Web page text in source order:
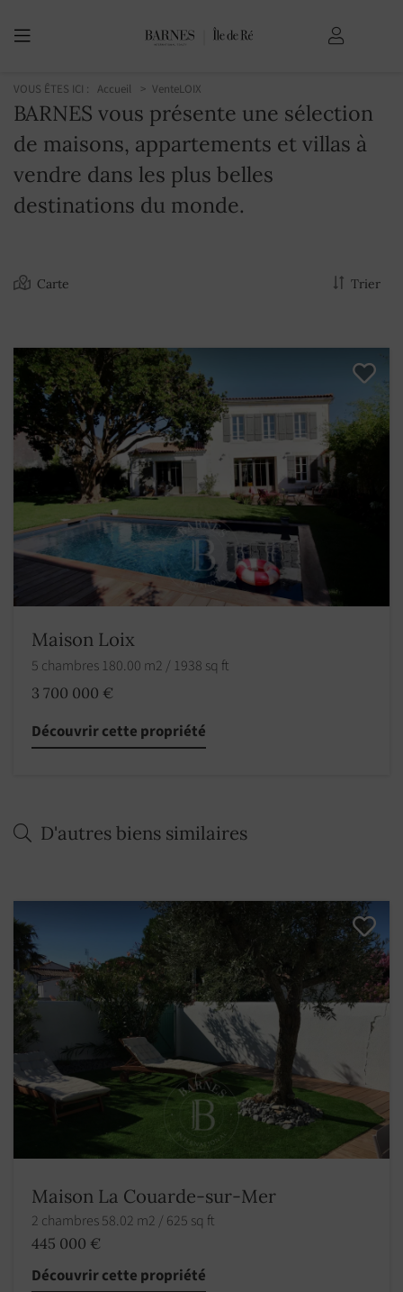
VOUS ÊTES ICI : Accueil VenteLOIX
BARNES vous présente une sélection
de maisons, appartements et villas à
vendre dans les plus belles
destinations du monde.
Carte Trier
Maison Loix
5 chambres 180.00 m2 / 1938 sq ft
3 700 000 €
Découvrir cette propriété
D'autres biens similaires
Maison La Couarde-sur-Mer
2 chambres 58.02 m2 / 625 sq ft
445 000 €
Découvrir cette propriété